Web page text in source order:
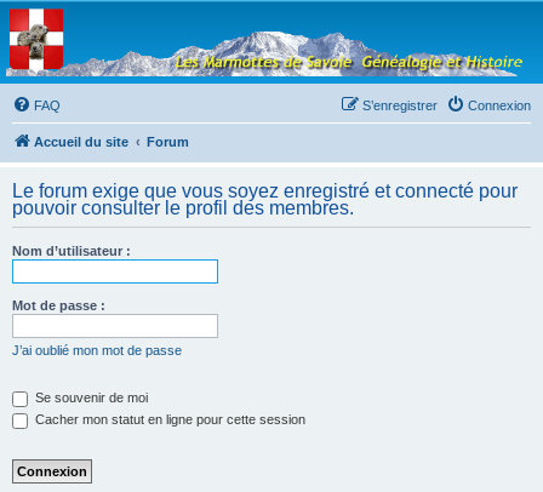
Les Marmottes de
Savoie
Forum d'entraide généalogique
FAQ
Connexion
S’enregistrer
Accueil du site Forum
Le forum exige que vous soyez enregistré et connecté pour
pouvoir consulter le profil des membres.
Nom d’utilisateur :
Mot de passe :
J’ai oublié mon mot de passe
Se souvenir de moi
Cacher mon statut en ligne pour cette session